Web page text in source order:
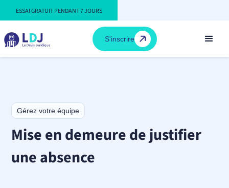
ESSAI GRATUIT PENDANT 7 JOURS
S'inscrire
Gérez votre équipe
Mise en demeure de justifier
une absence